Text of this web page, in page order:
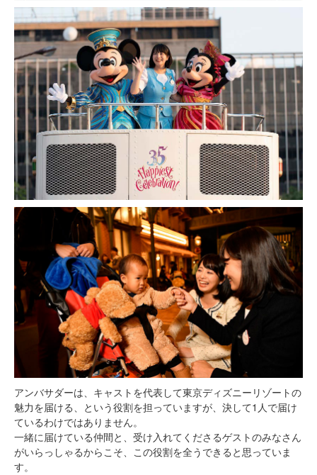
アンバサダーは、キャストを代表して東京ディズニーリゾートの
魅力を届ける、という役割を担っていますが、決して1人で届け
ているわけではありません。
一緒に届けている仲間と、受け入れてくださるゲストのみなさん
がいらっしゃるからこそ、この役割を全うできると思っていま
す。